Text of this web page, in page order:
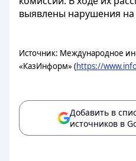
выявлены нарушения на
Источник: Международное
«КазИнформ» (https://
Добавить в
источников в